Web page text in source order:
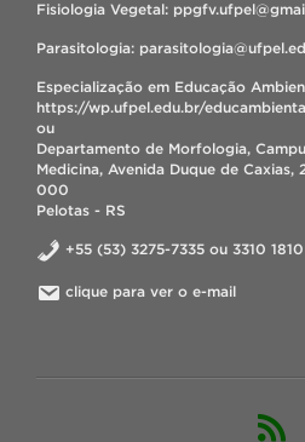
Fisiologia Vegetal:
Parasitologia:
Especialização em Educação
https://wp.ufpel.edu.br/
ou
Departamento de Morfologia,
Medicina, Avenida Duque de
000
Pelotas - RS
+55 (53) 3275-7335 ou 3310
clique para ver o e-mail